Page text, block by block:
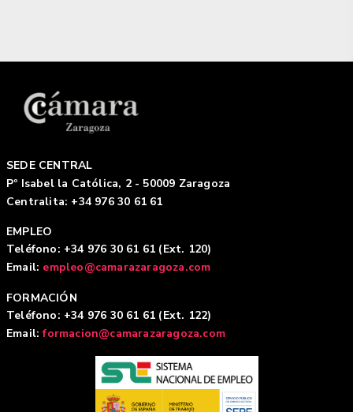
SEDE CENTRAL
Pº Isabel la Católica, 2 - 50009 Zaragoza
Centralita: +34 976 30 61 61
EMPLEO
Teléfono: +34 976 30 61 61 (Ext. 120)
Email: empleo@camarazaragoza.com
FORMACIÓN
Teléfono: +34 976 30 61 61 (Ext. 122)
Email:formacion@camarazaragoza.com